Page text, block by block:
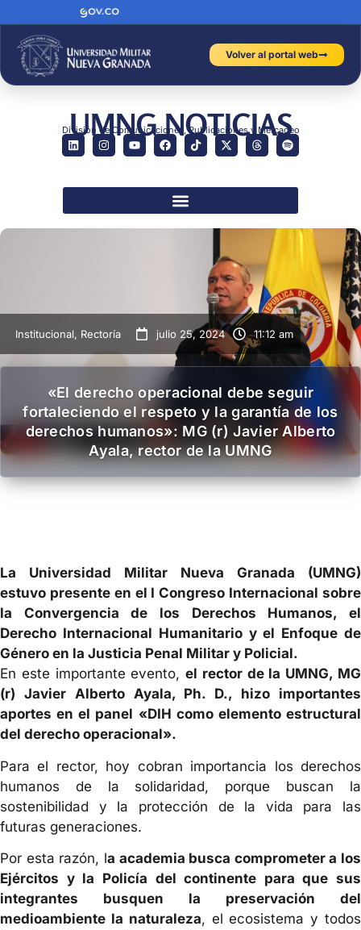
Volver al portal web
UMNG NOTICIAS
División de Comunicaciones, Publicaciones y Mercadeo
Institucional, Rectoría julio 25, 2024 11:12 am
«El derecho operacional debe seguir
fortaleciendo el respeto y la garantía de los
derechos humanos»: MG (r) Javier Alberto
Ayala, rector de la UMNG
La Universidad Militar Nueva Granada (UMNG)
estuvo presente en el I Congreso Internacional sobre
la Convergencia de los Derechos Humanos, el
Derecho Internacional Humanitario y el Enfoque de
Género en la Justicia Penal Militar y Policial.
En este importante evento,el rector de la UMNG, MG
(r) Javier Alberto Ayala, Ph. D., hizo importantes
aportes en el panel «DIH como elemento estructural
del derecho operacional».
Para el rector, hoy cobran importancia los derechos
humanos de la solidaridad, porque buscan la
sostenibilidad y la protección de la vida para las
futuras generaciones.
Por esta razón, la academia busca comprometer a los
Ejércitos y la Policía del continente para que sus
integrantes busquen la preservación del
medioambiente la naturaleza, el ecosistema y todos